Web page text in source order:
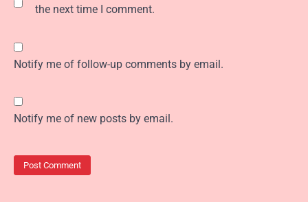
the next time I comment.
Notify me of follow-up comments by email.
Notify me of new posts by email.